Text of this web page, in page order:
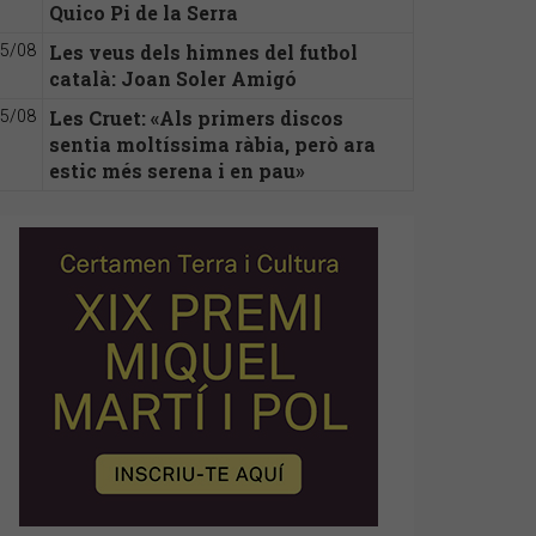
Quico Pi de la Serra
08
Les veus dels himnes del futbol
català: Joan Soler Amigó
08
Les Cruet: «Als primers discos
sentia moltíssima ràbia, però ara
estic més serena i en pau»